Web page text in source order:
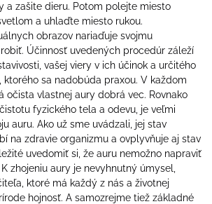
a zašite dieru. Potom polejte miesto
a uhlaďte miesto rukou.
obrazov nariaďuje svojmu
Účinnosť uvedených procedúr záleží
vašej viery v ich účinok a určitého
ktorého sa nadobúda praxou. V každom
očista vlastnej aury dobrá vec. Rovnako
fyzického tela a odevu, je veľmi
auru. Ako už sme uvádzali, jej stav
na zdravie organizmu a ovplyvňuje aj stav
uvedomiť si, že auru nemožno napraviť
zhojeniu aury je nevyhnutný úmysel,
ktoré má každý z nás a životnej
hojnosť. A samozrejme tiež základné